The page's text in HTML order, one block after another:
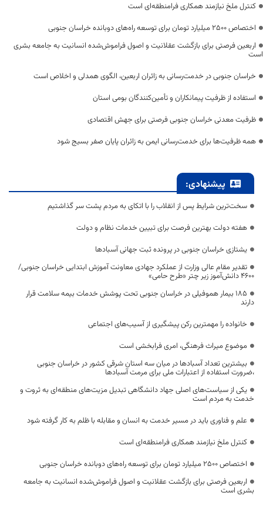
کنترل ملخ نیازمند همکاری فرامنطقه‌ای است
اختصاص 2500 میلیارد تومان برای توسعه راه‌های دوبانده خراسان جنوبی
اربعین فرصتی برای بازگشت عقلانیت و اصول فراموش‌شده انسانیت به جامعه بشری
است
خراسان جنوبی در خدمت‌رسانی به زائران اربعین، الگوی همدلی و اخلاص است
استفاده از ظرفیت پیمانکاران و تأمین‌کنندگان بومی استان
ظرفیت معدنی خراسان جنوبی فرصتی برای جهش اقتصادی
همه ظرفیت‌ها برای خدمت‌رسانی ایمن به زائران پایان صفر بسیج شود
پیشنهادی:
سخت‌ترین شرایط پس از انقلاب را با اتکای به مردم پشت سر گذاشتیم
هفته دولت بهترین فرصت برای تبیین خدمات نظام و دولت
یشتازی خراسان جنوبی در پرونده ثبت جهانی آسبادها
تقدیر مقام عالی وزارت از عملکرد جهادی معاونت آموزش ابتدایی خراسان جنوبی/
۴۶۰۰ دانش‌آموز زیر چتر «طرح حامی»
۱۸۵ بیمار هموفیلی در خراسان جنوبی تحت پوشش خدمات بیمه سلامت قرار
دارند
خانواده را مهمترین رکن پیشگیری از آسیب‌های اجتماعی
موضوع میراث فرهنگی، امری فرابخشی است
بیشترین تعداد آسبادها در میان سه استان شرقی کشور در خراسان جنوبی
،ضرورت استفاده از اعتبارات ملی برای مرمت آسبادها
یکی از سیاست‌های اصلی جهاد دانشگاهی تبدیل مزیت‌های منطقه‌ای به ثروت و
خدمت به مردم است
علم و فناوری باید در مسیر خدمت به انسان و مقابله با ظلم به کار گرفته شود
کنترل ملخ نیازمند همکاری فرامنطقه‌ای است
اختصاص 2500 میلیارد تومان برای توسعه راه‌های دوبانده خراسان جنوبی
اربعین فرصتی برای بازگشت عقلانیت و اصول فراموش‌شده انسانیت به جامعه
بشری است